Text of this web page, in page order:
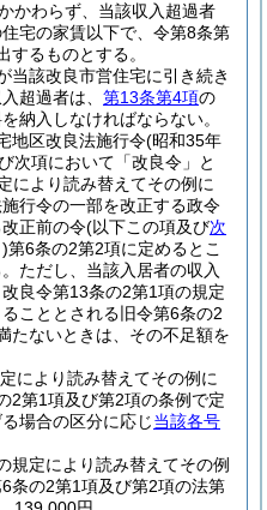
かわらず、当該収入超過者
宅の家賃以下で、令第8条第
するものとする。
当該改良市営住宅に引き続き
超過者は、 第13条第4項の
納入しなければならない。
地区改良法施行令(昭和35年
次項において「改良令」と
により読み替えてその例に
行令の一部を改正する政令
正前の令(以下この項及び次
第6条の2第2項に定めるとこ
ただし、当該入居者の収入
良令第13条の2第1項の規定
こととされる旧令第6条の2
たないときは、その不足額を
により読み替えてその例に
2第1項及び第2項の条例で定
場合の区分に応じ当該各号
規定により読み替えてその例
条の2第1項及び第2項の法第